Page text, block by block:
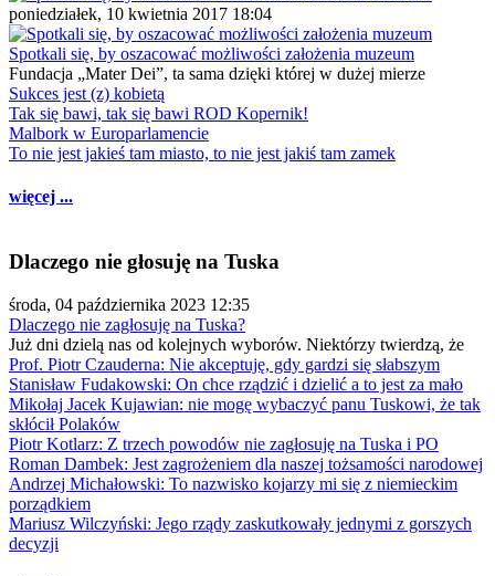
poniedziałek, 10 kwietnia 2017 18:04
Spotkali się, by oszacować możliwości założenia muzeum
Fundacja „Mater Dei”, ta sama dzięki której w dużej mierze
Sukces jest (z) kobietą
Tak się bawi, tak się bawi ROD Kopernik!
Malbork w Europarlamencie
To nie jest jakieś tam miasto, to nie jest jakiś tam zamek
więcej ...
Dlaczego nie głosuję na Tuska
środa, 04 października 2023 12:35
Dlaczego nie zagłosuję na Tuska?
Już dni dzielą nas od kolejnych wyborów. Niektórzy twierdzą, że
Prof. Piotr Czauderna: Nie akceptuję, gdy gardzi się słabszym
Stanisław Fudakowski: On chce rządzić i dzielić a to jest za mało
Mikołaj Jacek Kujawian: nie mogę wybaczyć panu Tuskowi, że tak
skłócił Polaków
Piotr Kotlarz: Z trzech powodów nie zagłosuję na Tuska i PO
Roman Dambek: Jest zagrożeniem dla naszej tożsamości narodowej
Andrzej Michałowski: To nazwisko kojarzy mi się z niemieckim
porządkiem
Mariusz Wilczyński: Jego rządy zaskutkowały jednymi z gorszych
decyzji